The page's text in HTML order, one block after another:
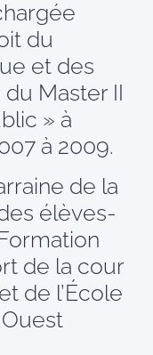
du
et des
Master II
» à
à 2009.
de la
élèves-
de la cour
de l’École